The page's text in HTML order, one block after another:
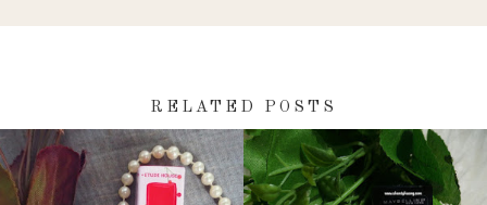
RELATED POSTS